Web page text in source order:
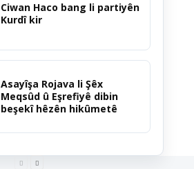
Ciwan Haco bang li partiyên
Kurdî kir
Asayîşa Rojava li Şêx
Meqsûd û Eşrefiyê dibin
beşekî hêzên hikûmetê